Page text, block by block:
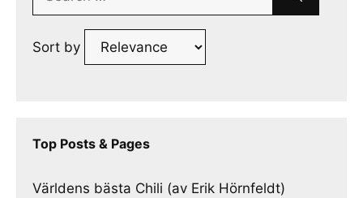
Sort by
Top Posts & Pages
Världens bästa Chili (av Erik Hörnfeldt)